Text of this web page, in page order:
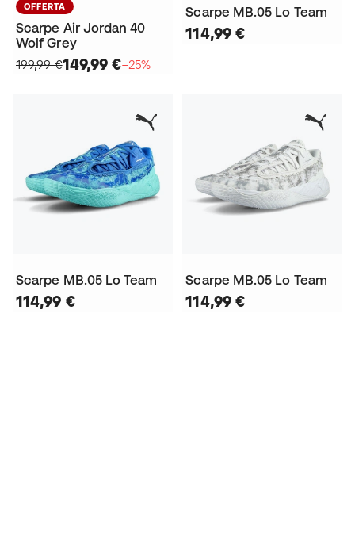
OFFERTA
Scarpe Air Jordan 40
Wolf Grey
199,99 €149,99 €−25%
Scarpe MB.05 Lo Team
114,99 €
Scarpe MB.05 Lo Team
114,99 €
Scarpe MB.05 Lo Team
114,99 €